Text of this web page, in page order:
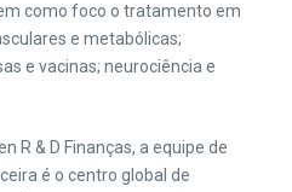
como foco o tratamento em
e metabólicas;
e vacinas; neurociência e
R & D Finanças, a equipe de
é o centro global de